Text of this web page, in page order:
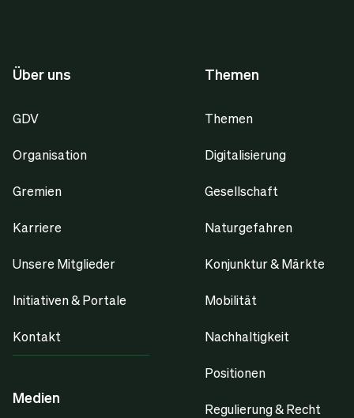
Über uns
GDV
Organisation
Gremien
Karriere
Unsere Mitglieder
Initiativen & Portale
Kontakt
Medien
Themen
Themen
Digitalisierung
Gesellschaft
Naturgefahren
Konjunktur & Märkte
Mobilität
Nachhaltigkeit
Positionen
Regulierung & Recht